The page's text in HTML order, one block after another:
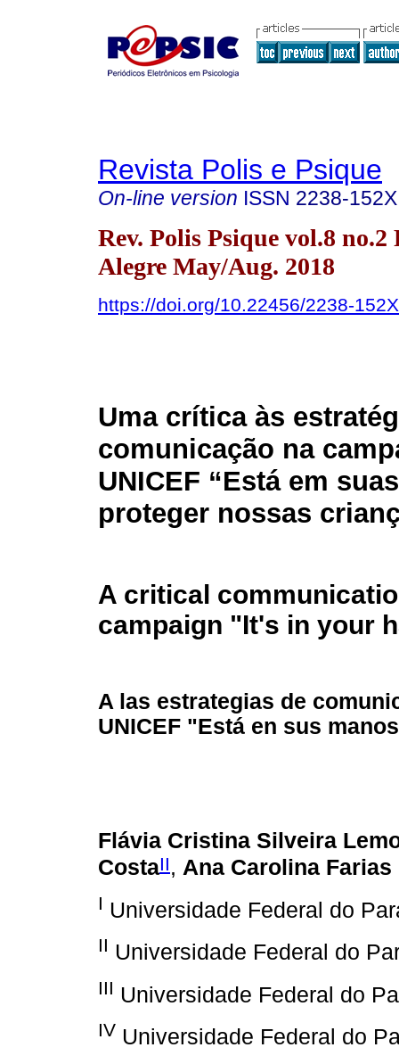
Revista Polis e Psique
On-line version ISSN 2238-152X
Rev. Polis Psique vol.8 no.2
Alegre May/Aug. 2018
https://doi.org/10.22456/2238-
Uma crítica às
comunicação na
UNICEF “Está em
proteger nossas
A critical
campaign "It's in your
A las estrategias de
UNICEF "Está en sus
Flávia Cristina Silveira
CostaII, Ana Carolina Farias
I Universidade Federal do
II Universidade Federal do
III Universidade Federal do
IV Universidade Federal do